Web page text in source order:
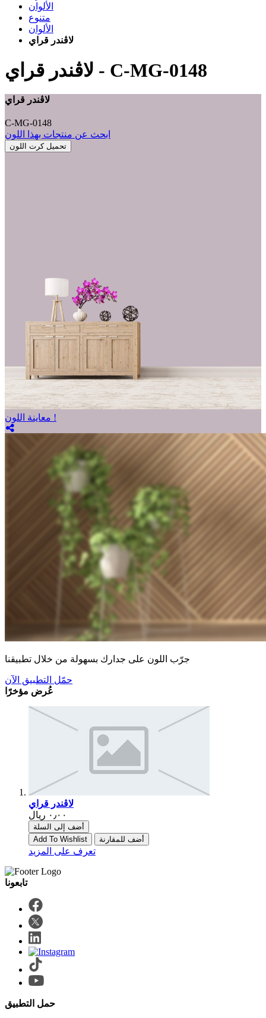
الألوان
متنوع
الألوان
لاڤندر قراي
- C-MG-0148
لاڤندر قراي
C-MG-0148
ابحث عن منتجات بهذا اللون
تحميل كرت اللون
معاينة اللون !
جرّب اللون على جدارك بسهولة من خلال تطبيقنا
حمّل التطبيق الآن
عُرض مؤخرًا
لاڤندر قراي
أضف إلى السلة
Add To Wishlist
أضف للمقارنة
تعرف على المزيد
حمل التطبيق